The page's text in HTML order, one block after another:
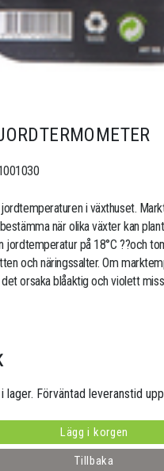
i växthuset.
när olika växter kan
jordtemperatur på 18°C ??och
och näringssalter. Om
orsaka blåaktig och violett
lager. Förväntad leveranstid
Lägg i korgen
Tillbaka